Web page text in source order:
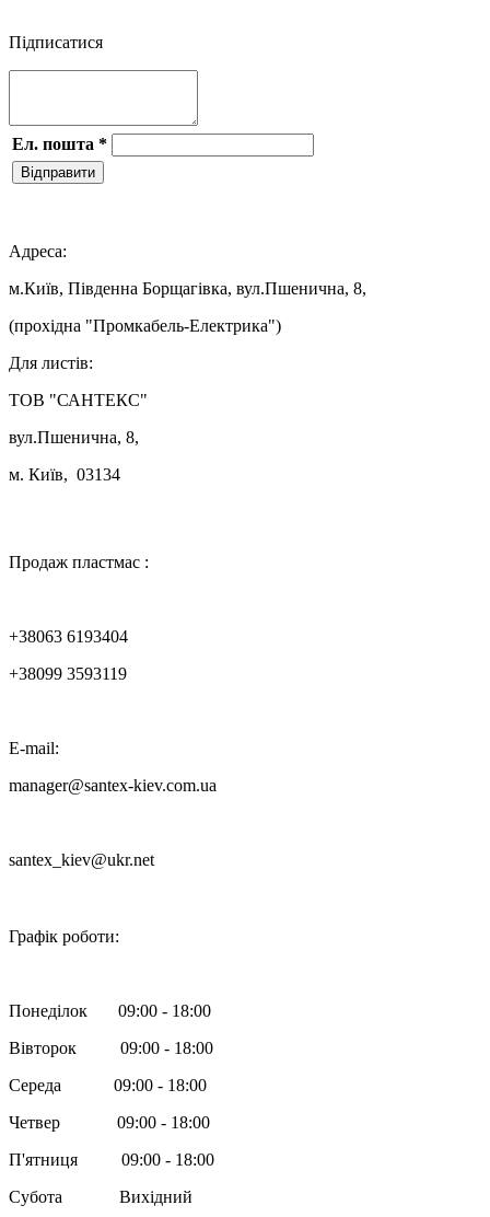
Підписатися
Ел. пошта *
Відправити
Адреса:
м.Київ, Південна Борщагівка, вул.Пшенична, 8,
(прохідна "Промкабель-Електрика")
Для листів:
ТОВ "САНТЕКС"
вул.Пшенична, 8,
м. Київ, 03134
Продаж пластмас :
+38063 6193404
+38099 3593119
E-mail:
manager@santex-kiev.com.ua
santex_kiev@ukr.net
Графік роботи:
Понеділок 09:00 - 18:00
Вівторок 09:00 - 18:00
Середа 09:00 - 18:00
Четвер 09:00 - 18:00
П'ятниця 09:00 - 18:00
Субота Вихідний